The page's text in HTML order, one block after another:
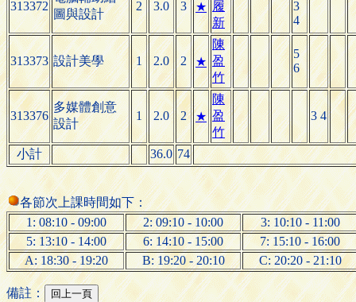
313372
圖與設計
2 3.0 3 ★ 履
新
3
4
313373 設計美學 1 2.0 2 ★
陳
盈
竹
5
6
313376
多媒體創意
設計
1 2.0 2 ★
陳
盈
竹
3 4
小計 36.0 74
各節次上課時間如下：
1: 08:10 - 09:00
2: 09:10 - 10:00
3: 10:10 - 11:00
5: 13:10 - 14:00
6: 14:10 - 15:00
7: 15:10 - 16:00
A: 18:30 - 19:20
B: 19:20 - 20:10 C: 20:20 - 21:10
備註：